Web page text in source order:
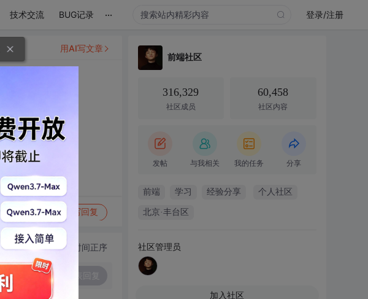
技术交流 BUG记录 ... 登录/注册
写回复
用AI写文章
切换为时间正序
前端社区
316,329
社区成员
60,458
社区内容
发帖 与我相关 我的任务 分享
前端 学习 经验分享 个人社区
北京·丰台区
社区管理员
加入社区